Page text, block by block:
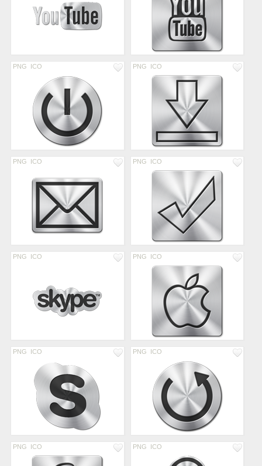
PNG ICO PNG ICO
PNG ICO PNG ICO
PNG ICO PNG ICO
PNG ICO PNG ICO
PNG ICO PNG ICO